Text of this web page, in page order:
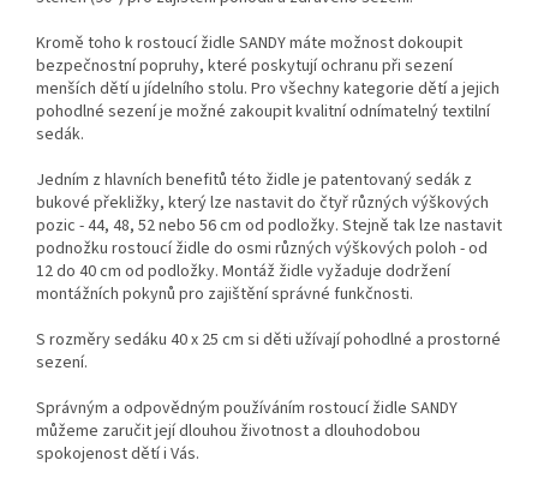
Kromě toho k rostoucí židle SANDY máte možnost dokoupit
bezpečnostní popruhy, které poskytují ochranu při sezení
menších dětí u jídelního stolu. Pro všechny kategorie dětí a jejich
pohodlné sezení je možné zakoupit kvalitní odnímatelný textilní
sedák.
Jedním z hlavních benefitů této židle je patentovaný sedák z
bukové překližky, který lze nastavit do čtyř různých výškových
pozic - 44, 48, 52 nebo 56 cm od podložky. Stejně tak lze nastavit
podnožku rostoucí židle do osmi různých výškových poloh - od
12 do 40 cm od podložky. Montáž židle vyžaduje dodržení
montážních pokynů pro zajištění správné funkčnosti.
S rozměry sedáku 40 x 25 cm si děti užívají pohodlné a prostorné
sezení.
Správným a odpovědným používáním rostoucí židle SANDY
můžeme zaručit její dlouhou životnost a dlouhodobou
spokojenost dětí i Vás.